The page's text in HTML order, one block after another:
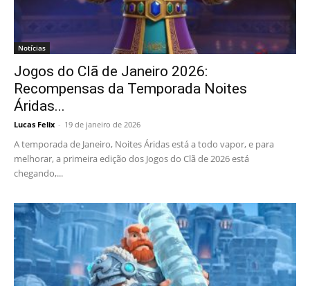
Notícias
Jogos do Clã de Janeiro 2026:
Recompensas da Temporada Noites
Áridas...
Lucas Felix - 19 de janeiro de 2026
A temporada de Janeiro, Noites Áridas está a todo vapor, e para
melhorar, a primeira edição dos Jogos do Clã de 2026 está
chegando,...